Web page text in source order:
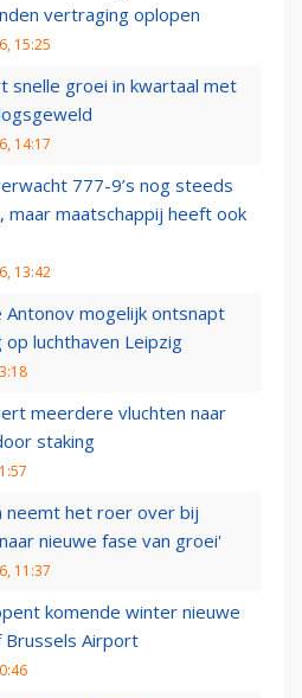
vertraging oplopen
15:25
snelle groei in kwartaal met
14:17
777-9’s nog steeds
maar maatschappij heeft ook
13:42
Antonov mogelijk ontsnapt
op luchthaven Leipzig
meerdere vluchten naar
staking
neemt het roer over bij
nieuwe fase van groei'
11:37
komende winter nieuwe
Brussels Airport